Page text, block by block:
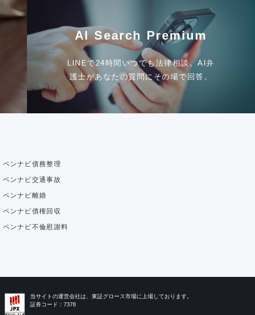
AI Search Premium
LINEで24時間いつでも法律相談。AI弁
護士があなたの質問にその場で回答。
ベンナビ債務整理
ベンナビ交通事故
ベンナビ離婚
ベンナビ債権回収
ベンナビ不倫慰謝料
当サイトの運営会社は、東証グロース市場に上場しております。
証券コード：7378